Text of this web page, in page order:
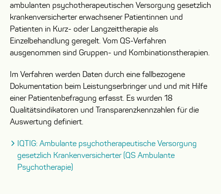
ambulanten psychotherapeutischen Versorgung gesetzlich
krankenversicherter erwachsener Patientinnen und
Patienten in Kurz- oder Langzeittherapie als
Einzelbehandlung geregelt. Vom QS-Verfahren
ausgenommen sind Gruppen- und Kombinationstherapien.
Im Verfahren werden Daten durch eine fallbezogene
Dokumentation beim Leistungserbringer und und mit Hilfe
einer Patientenbefragung erfasst. Es wurden 18
Qualitätsindikatoren und Transparenzkennzahlen für die
Auswertung definiert.
IQTIG: Ambulante psychotherapeutische Versorgung
gesetzlich Krankenversicherter (QS Ambulante
Psychotherapie)